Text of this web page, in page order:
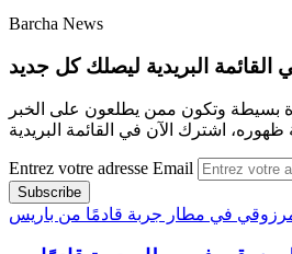
Barcha News
القائمة البريدية ليصلك كل جديد
بسيطة وتكون ممن يطلعون على الخبر
ظهوره، اشترك الآن في القائمة البريدية
Entrez votre adresse Email
في مطار جربة قادمًا من باريس